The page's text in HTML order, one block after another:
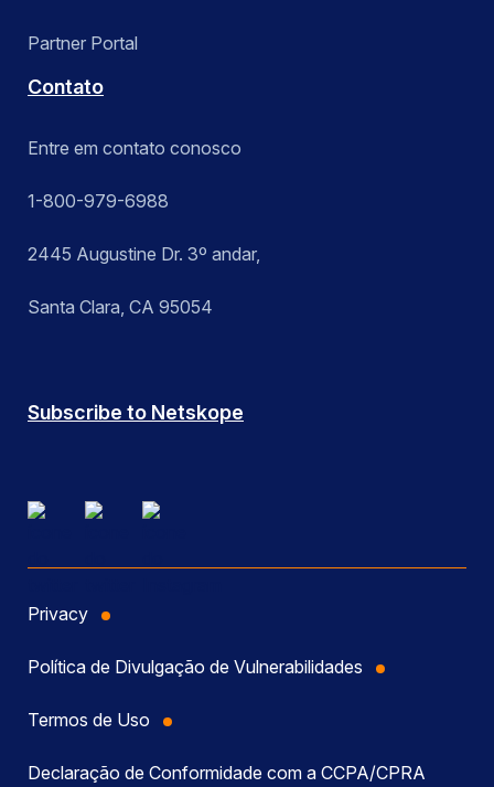
Partner Portal
Contato
Entre em contato conosco
1-800-979-6988
2445 Augustine Dr. 3º andar,
Santa Clara, CA 95054
Subscribe to Netskope
Privacy
Política de Divulgação de Vulnerabilidades
Termos de Uso
Declaração de Conformidade com a CCPA/CPRA